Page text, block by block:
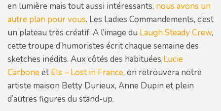
en lumière mais tout aussi intéressants, nous avons un
autre plan pour vous. Les Ladies Commandements, c’est
un plateau très créatif. A l’image du Laugh Steady Crew,
cette troupe d’humoristes écrit chaque semaine des
sketches inédits. Aux côtés des habituées Lucie
Carboneet Els – Lost in France, on retrouvera notre
artiste maison Betty Durieux, Anne Dupin et plein
d’autres figures du stand-up.